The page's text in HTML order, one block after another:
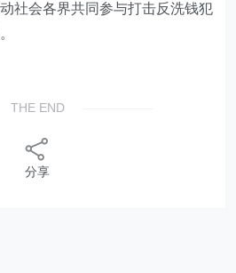
社会各界共同参与打击反洗钱犯
THE END
分享